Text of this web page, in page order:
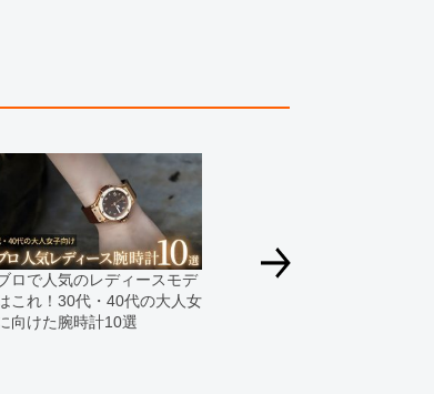
でのご注文と店頭処理との時間差で在庫
事前に在庫の確認をお電話かメールにて
。
び内部機械に代替部品を使用している場
す。
くださいませ。
ロで人気のレディースモデ
これ！30代・40代の大人女
向けた腕時計10選